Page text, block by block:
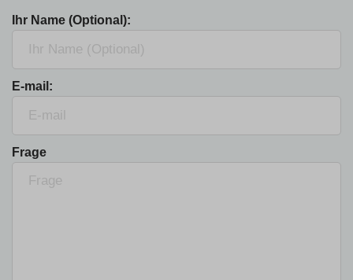
Ihr Name (Optional):
E-mail:
Frage